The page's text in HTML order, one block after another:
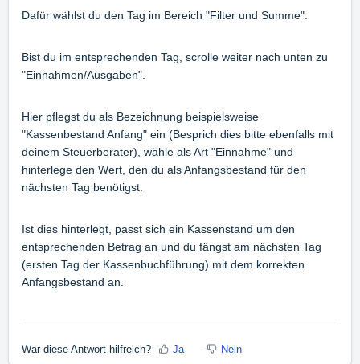
Dafür wählst du den Tag im Bereich "Filter und Summe".
Bist du im entsprechenden Tag, scrolle weiter nach unten zu
"Einnahmen/Ausgaben".
Hier pflegst du als Bezeichnung beispielsweise
"Kassenbestand Anfang" ein (Besprich dies bitte ebenfalls mit
deinem Steuerberater), wähle als Art "Einnahme" und
hinterlege den Wert, den du als Anfangsbestand für den
nächsten Tag benötigst.
Ist dies hinterlegt, passt sich ein Kassenstand um den
entsprechenden Betrag an und du fängst am nächsten Tag
(ersten Tag der Kassenbuchführung) mit dem korrekten
Anfangsbestand an.
War diese Antwort hilfreich? Ja Nein